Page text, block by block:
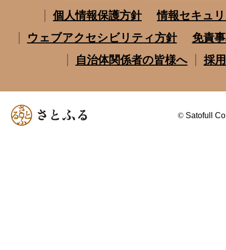
個人情報保護方針
情報セキュ
ウェブアクセシビリティ方針
免責
自治体関係者の皆様へ
採
© Satofull